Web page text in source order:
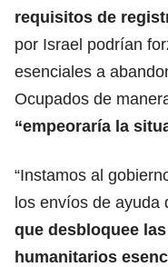
requisitos de
por Israel podrían
esenciales a
Ocupados de
“empeoraría la
“Instamos al
los envíos de ayuda
que desbloquee
humanitarios